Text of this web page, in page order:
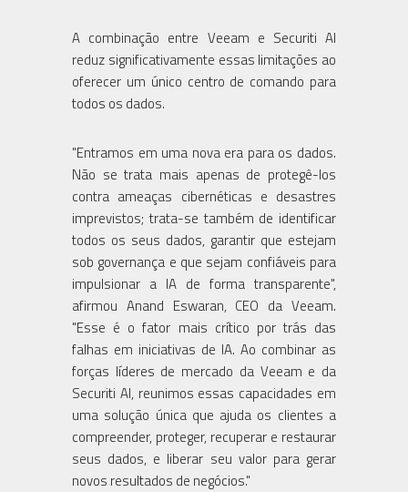
A combinação entre Veeam e Securiti AI
reduz significativamente essas limitações ao
oferecer um único centro de comando para
todos os dados.
"Entramos em uma nova era para os dados.
Não se trata mais apenas de protegê-los
contra ameaças cibernéticas e desastres
imprevistos; trata-se também de identificar
todos os seus dados, garantir que estejam
sob governança e que sejam confiáveis para
impulsionar a IA de forma transparente",
afirmou Anand Eswaran, CEO da Veeam.
"Esse é o fator mais crítico por trás das
falhas em iniciativas de IA. Ao combinar as
forças líderes de mercado da Veeam e da
Securiti AI, reunimos essas capacidades em
uma solução única que ajuda os clientes a
compreender, proteger, recuperar e restaurar
seus dados, e liberar seu valor para gerar
novos resultados de negócios."